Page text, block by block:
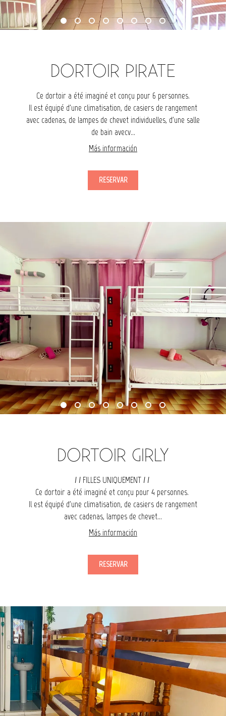
DORTOIR PIRATE
Ce dortoir a été imaginé et conçu pour 6 personnes.
Il est équipé d'une climatisation, de casiers de rangement
avec cadenas, de lampes de chevet individuelles, d'une salle
de bain avecv...
Más información
RESERVAR
DORTOIR GIRLY
/ / FILLES UNIQUEMENT / /
Ce dortoir a été imaginé et conçu pour 4 personnes.
Il est équipé d'une climatisation, de casiers de rangement
avec cadenas, lampes de chevet...
Más información
RESERVAR